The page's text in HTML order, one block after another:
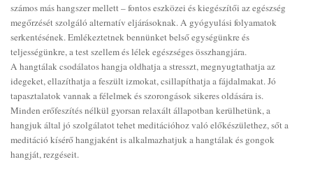
számos más hangszer mellett – fontos eszközei és kiegészítői az egészség
megőrzését szolgáló alternatív eljárásoknak. A gyógyulási folyamatok
serkentésének. Emlékeztetnek bennünket belső egységünkre és
teljességünkre, a test szellem és lélek egészséges összhangjára.
A hangtálak csodálatos hangja oldhatja a stresszt, megnyugtathatja az
idegeket, ellazíthatja a feszült izmokat, csillapíthatja a fájdalmakat. Jó
tapasztalatok vannak a félelmek és szorongások sikeres oldására is.
Minden erőfeszítés nélkül gyorsan relaxált állapotban kerülhetünk, a
hangjuk által jó szolgálatot tehet meditációhoz való előkészülethez, sőt a
meditáció kísérő hangjaként is alkalmazhatjuk a hangtálak és gongok
hangját, rezgéseit.